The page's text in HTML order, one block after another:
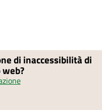
di inaccessibilità di